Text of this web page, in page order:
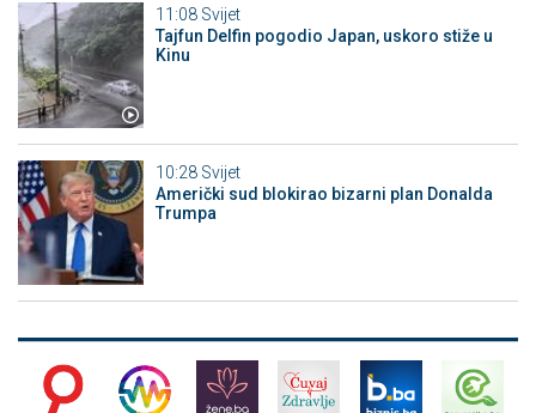
11:08 Svijet
Tajfun Delfin pogodio Japan, uskoro stiže u
Kinu
10:28 Svijet
Američki sud blokirao bizarni plan Donalda
Trumpa